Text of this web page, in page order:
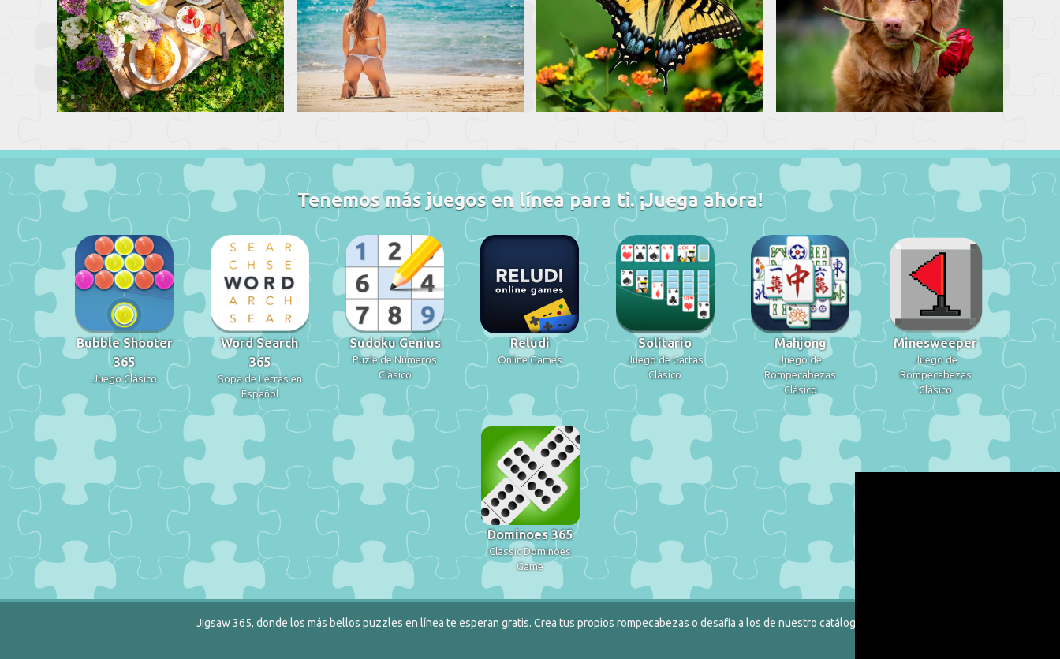
Tenemos más juegos en línea para ti. ¡Juega ahora!
Bubble Shooter
365
Juego Clásico
Word Search
365
Sopa de Letras en
Español
Sudoku Genius
Puzle de Números
Clásico
Reludi
Online Games
Solitario
Juego de Cartas
Clásico
Mahjong
Juego de
Rompecabezas
Clásico
Minesweeper
Juego de
Rompecabezas
Clásico
Dominoes 365
Classic Dominoes
Game
Jigsaw 365, donde los más bellos puzzles en línea te esperan gratis. Crea tus propios rompecabezas o desafía a los de nuestro catálogo.